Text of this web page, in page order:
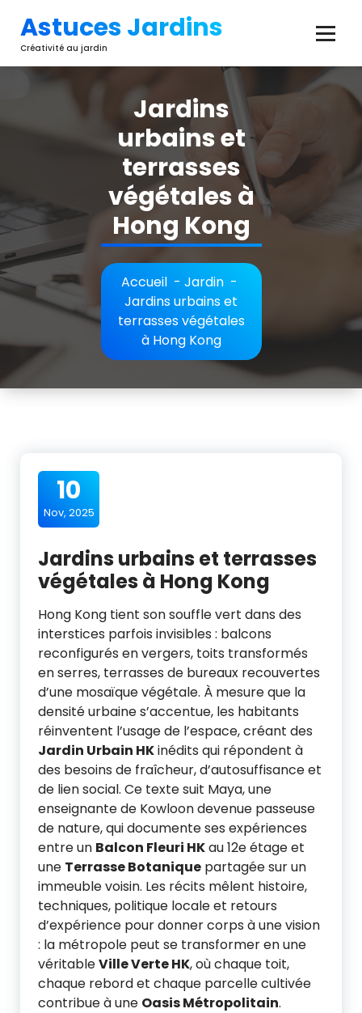
contenu
Astuces Jardins
Créativité au jardin
Jardins
urbains et
terrasses
végétales à
Hong Kong
Accueil - Jardin -
Jardins urbains et
terrasses végétales
à Hong Kong
10
Nov, 2025
Jardins urbains et terrasses
végétales à Hong Kong
Hong Kong tient son souffle vert dans des
interstices parfois invisibles : balcons
reconfigurés en vergers, toits transformés
en serres, terrasses de bureaux recouvertes
d’une mosaïque végétale. À mesure que la
densité urbaine s’accentue, les habitants
réinventent l’usage de l’espace, créant des
Jardin Urbain HKinédits qui répondent à
des besoins de fraîcheur, d’autosuffisance et
de lien social. Ce texte suit Maya, une
enseignante de Kowloon devenue passeuse
de nature, qui documente ses expériences
entre un Balcon Fleuri HKau 12e étage et
une Terrasse Botanique partagée sur un
immeuble voisin. Les récits mêlent histoire,
techniques, politique locale et retours
d’expérience pour donner corps à une vision
: la métropole peut se transformer en une
véritableVille Verte HK, où chaque toit,
chaque rebord et chaque parcelle cultivée
contribue à une Oasis Métropolitain.